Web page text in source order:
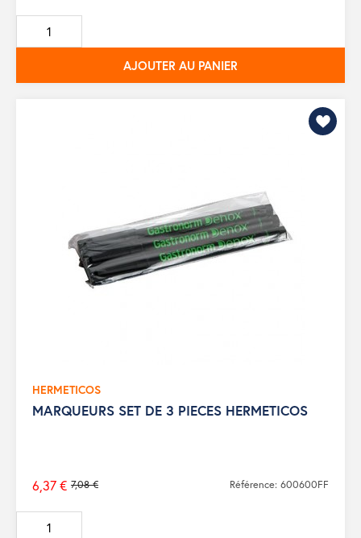
de
base
AJOUTER AU PANIER
HERMETICOS
MARQUEURS SET DE 3 PIECES HERMETICOS
Prix
de
base
7,08 €
6,37 € Référence: 600600FF